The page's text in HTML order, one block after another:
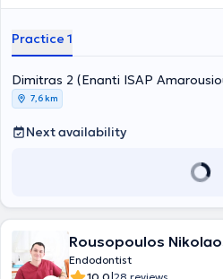
Practice 1
Dimitras 2 (Enanti ISAP
7,6 km
Next availability
Rousopoulos
Endodontist